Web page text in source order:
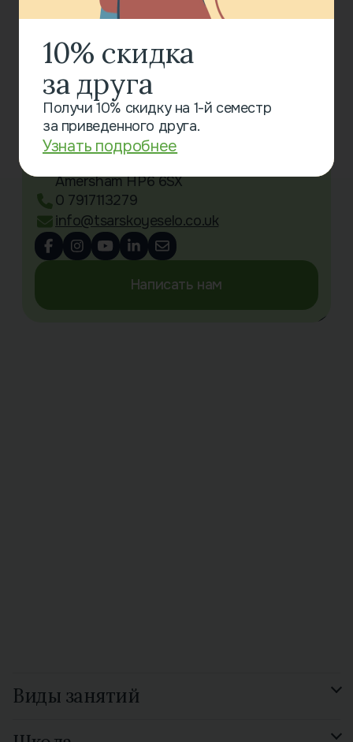
Связаться с нами
Little Chalfont Primary School
Oakington Avenue
Amersham HP6 6SX
0 7917113279
info@tsarskoyeselo.co.uk
Написать нам
10% скидка
за друга
Получи 10% скидку на 1-й семестр
за приведенного друга.
Узнать подробнее
Виды занятий